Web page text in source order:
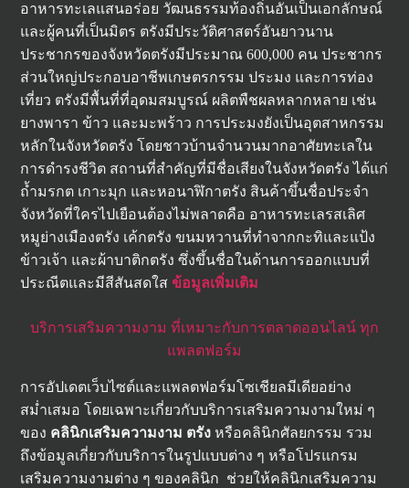
อาหารทะเลแสนอร่อย วัฒนธรรมท้องถิ่นอันเป็นเอกลักษณ์
และผู้คนที่เป็นมิตร ตรังมีประวัติศาสตร์อันยาวนาน
ประชากรของจังหวัดตรังมีประมาณ 600,000 คน ประชากร
ส่วนใหญ่ประกอบอาชีพเกษตรกรรม ประมง และการท่อง
เที่ยว ตรังมีพื้นที่ที่อุดมสมบูรณ์ ผลิตพืชผลหลากหลาย เช่น
ยางพารา ข้าว และมะพร้าว การประมงยังเป็นอุตสาหกรรม
หลักในจังหวัดตรัง โดยชาวบ้านจำนวนมากอาศัยทะเลใน
การดำรงชีวิต สถานที่สำคัญที่มีชื่อเสียงในจังหวัดตรัง ได้แก่
ถ้ำมรกต เกาะมุก และหอนาฬิกาตรัง สินค้าขึ้นชื่อประจำ
จังหวัดที่ใครไปเยือนต้องไม่พลาดคือ อาหารทะเลรสเลิศ
หมูย่างเมืองตรัง เค้กตรัง ขนมหวานที่ทำจากกะทิและแป้ง
ข้าวเจ้า และผ้าบาติกตรัง ซึ่งขึ้นชื่อในด้านการออกแบบที่
ประณีตและมีสีสันสดใสข้อมูลเพิ่มเติม
บริการเสริมความงาม ที่เหมาะกับการตลาดออนไลน์ ทุก
แพลตฟอร์ม
การอัปเดตเว็บไซต์และแพลตฟอร์มโซเชียลมีเดียอย่าง
สม่ำเสมอ โดยเฉพาะเกี่ยวกับบริการเสริมความงามใหม่ ๆ
ของ คลินิกเสริมความงาม ตรัง หรือคลินิกศัลยกรรม รวม
ถึงข้อมูลเกี่ยวกับบริการในรูปแบบต่าง ๆ หรือโปรแกรม
เสริมความงามต่าง ๆ ของคลินิก ช่วยให้คลินิกเสริมความ